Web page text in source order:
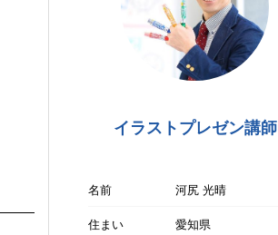
イラストプレゼン講師
名前
河尻 光晴
住まい
愛知県